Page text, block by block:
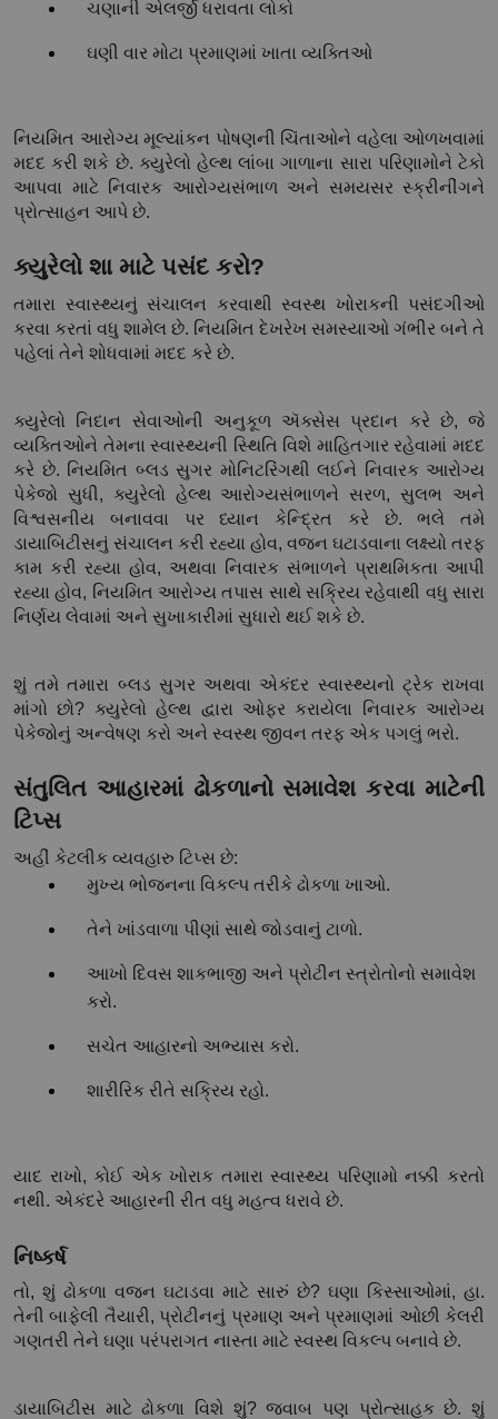
ચણાની એલર્જી ધરાવતા લોકો
ઘણી વાર મોટા પ્રમાણમાં ખાતા વ્યક્તિઓ
નિયમિત આરોગ્ય મૂલ્યાંકન પોષણની ચિંતાઓને વહેલા ઓળખવામાં
મદદ કરી શકે છે. ક્યુરેલો હેલ્થ લાંબા ગાળાના સારા પરિણામોને ટેકો
આપવા માટે નિવારક આરોગ્યસંભાળ અને સમયસર સ્ક્રીનીંગને
પ્રોત્સાહન આપે છે.
ક્યુરેલો શા માટે પસંદ કરો?
તમારા સ્વાસ્થ્યનું સંચાલન કરવાથી સ્વસ્થ ખોરાકની પસંદગીઓ
કરવા કરતાં વધુ શામેલ છે. નિયમિત દેખરેખ સમસ્યાઓ ગંભીર બને તે
પહેલાં તેને શોધવામાં મદદ કરે છે.
ક્યુરેલો નિદાન સેવાઓની અનુકૂળ ઍક્સેસ પ્રદાન કરે છે, જે
વ્યક્તિઓને તેમના સ્વાસ્થ્યની સ્થિતિ વિશે માહિતગાર રહેવામાં મદદ
કરે છે. નિયમિત બ્લડ સુગર મોનિટરિંગથી લઈને નિવારક આરોગ્ય
પેકેજો સુધી, ક્યુરેલો હેલ્થ આરોગ્યસંભાળને સરળ, સુલભ અને
વિશ્વસનીય બનાવવા પર ધ્યાન કેન્દ્રિત કરે છે. ભલે તમે
ડાયાબિટીસનું સંચાલન કરી રહ્યા હોવ, વજન ઘટાડવાના લક્ષ્યો તરફ
કામ કરી રહ્યા હોવ, અથવા નિવારક સંભાળને પ્રાથમિકતા આપી
રહ્યા હોવ, નિયમિત આરોગ્ય તપાસ સાથે સક્રિય રહેવાથી વધુ સારા
નિર્ણય લેવામાં અને સુખાકારીમાં સુધારો થઈ શકે છે.
શું તમે તમારા બ્લડ સુગર અથવા એકંદર સ્વાસ્થ્યનો ટ્રેક રાખવા
માંગો છો? ક્યુરેલો હેલ્થ દ્વારા ઓફર કરાયેલા નિવારક આરોગ્ય
પેકેજોનું અન્વેષણ કરો અને સ્વસ્થ જીવન તરફ એક પગલું ભરો.
સંતુલિત આહારમાં ઢોકળાનો સમાવેશ કરવા માટેની
ટિપ્સ
અહીં કેટલીક વ્યવહારુ ટિપ્સ છે:
મુખ્ય ભોજનના વિકલ્પ તરીકે ઢોકળા ખાઓ.
તેને ખાંડવાળા પીણાં સાથે જોડવાનું ટાળો.
આખો દિવસ શાકભાજી અને પ્રોટીન સ્ત્રોતોનો સમાવેશ
કરો.
સચેત આહારનો અભ્યાસ કરો.
શારીરિક રીતે સક્રિય રહો.
યાદ રાખો, કોઈ એક ખોરાક તમારા સ્વાસ્થ્ય પરિણામો નક્કી કરતો
નથી. એકંદરે આહારની રીત વધુ મહત્વ ધરાવે છે.
નિષ્કર્ષ
તો, શું ઢોકળા વજન ઘટાડવા માટે સારું છે? ઘણા કિસ્સાઓમાં, હા.
તેની બાફેલી તૈયારી, પ્રોટીનનું પ્રમાણ અને પ્રમાણમાં ઓછી કેલરી
ગણતરી તેને ઘણા પરંપરાગત નાસ્તા માટે સ્વસ્થ વિકલ્પ બનાવે છે.
ડાયાબિટીસ માટે ઢોકળા વિશે શું? જવાબ પણ પ્રોત્સાહક છે. શું